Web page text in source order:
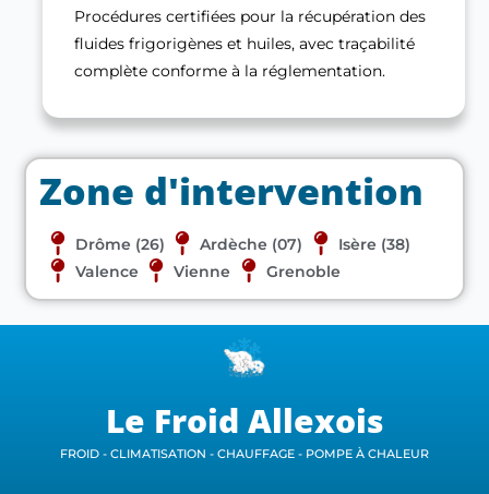
Procédures certifiées pour la récupération des
fluides frigorigènes et huiles, avec traçabilité
complète conforme à la réglementation.
Zone d'intervention
Drôme (26) Ardèche (07)
Isère (38)
Valence
Vienne Grenoble
Le Froid Allexois
FROID - CLIMATISATION - CHAUFFAGE - POMPE À CHALEUR